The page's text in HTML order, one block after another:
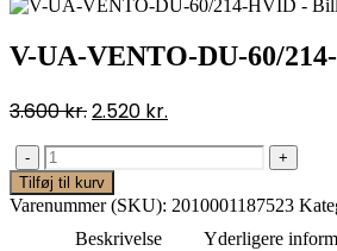
V-UA-VENTO-DU-60/
3.600kr.2.520 kr.
-
+
Tilføj til kurv
Varenummer (SKU): 2010001187523
Beskrivelse
Yderligere